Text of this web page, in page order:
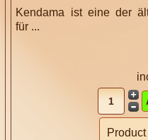
Kendama ist eine der
für ...